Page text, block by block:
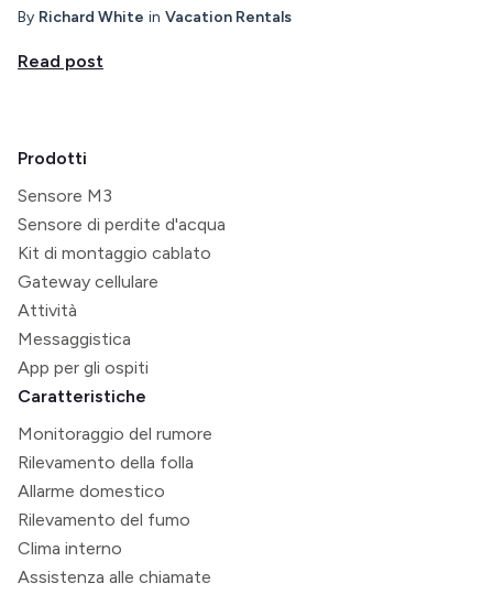
By Richard White in Vacation Rentals
Read post
Prodotti
Sensore M3
Sensore di perdite d'acqua
Kit di montaggio cablato
Gateway cellulare
Attività
Messaggistica
App per gli ospiti
Caratteristiche
Monitoraggio del rumore
Rilevamento della folla
Allarme domestico
Rilevamento del fumo
Clima interno
Assistenza alle chiamate